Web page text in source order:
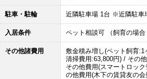
駐車・駐輪 近隣駐車場 1台 ※近隣駐車
入居条件 ペット相談可 （飼育の場
その他諸費用
敷金積み増し(ペット飼育
清掃費用:63,800円) / その
その他費用(スマートロッ
の他費用(木下の賃貸友の